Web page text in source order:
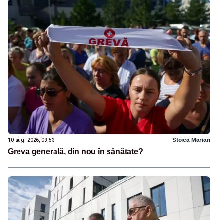
10 aug. 2026, 08:53 Stoica Marian
Greva generală, din nou în sănătate?